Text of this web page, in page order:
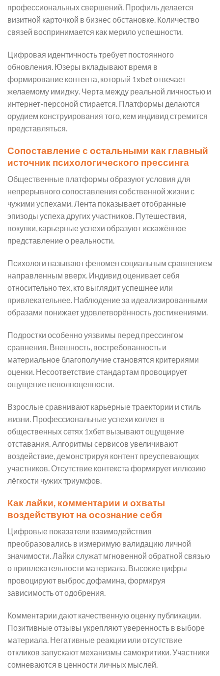
профессиональных свершений. Профиль делается
визитной карточкой в бизнес обстановке. Количество
связей воспринимается как мерило успешности.
Цифровая идентичность требует постоянного
обновления. Юзеры вкладывают время в
формирование контента, который 1xbet отвечает
желаемому имиджу. Черта между реальной личностью и
интернет-персоной стирается. Платформы делаются
орудием конструирования того, кем индивид стремится
представляться.
Сопоставление с остальными как главный
источник психологического прессинга
Общественные платформы образуют условия для
непрерывного сопоставления собственной жизни с
чужими успехами. Лента показывает отобранные
эпизоды успеха других участников. Путешествия,
покупки, карьерные успехи образуют искажённое
представление о реальности.
Психологи называют феномен социальным сравнением
направленным вверх. Индивид оценивает себя
относительно тех, кто выглядит успешнее или
привлекательнее. Наблюдение за идеализированными
образами понижает удовлетворённость достижениями.
Подростки особенно уязвимы перед прессингом
сравнения. Внешность, востребованность и
материальное благополучие становятся критериями
оценки. Несоответствие стандартам провоцирует
ощущение неполноценности.
Взрослые сравнивают карьерные траектории и стиль
жизни. Профессиональные успехи коллег в
общественных сетях 1хбет вызывают ощущение
отставания. Алгоритмы сервисов увеличивают
воздействие, демонстрируя контент преуспевающих
участников. Отсутствие контекста формирует иллюзию
лёгкости чужих триумфов.
Как лайки, комментарии и охваты
воздействуют на осознание себя
Цифровые показатели взаимодействия
преобразовались в измеримую валидацию личной
значимости. Лайки служат мгновенной обратной связью
о привлекательности материала. Высокие цифры
провоцируют выброс дофамина, формируя
зависимость от одобрения.
Комментарии дают качественную оценку публикации.
Позитивные отзывы укрепляют уверенность в выборе
материала. Негативные реакции или отсутствие
откликов запускают механизмы самокритики. Участники
сомневаются в ценности личных мыслей.